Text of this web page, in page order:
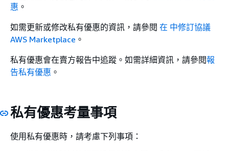
惠 。
如需更新或修改私有優惠的資訊，請參閱 在 中修訂協議
AWS Marketplace 。
私有優惠會在賣方報告中追蹤。如需詳細資訊，請參閱報
告私有優惠 。
私有優惠考量事項
使用私有優惠時，請考慮下列事項：